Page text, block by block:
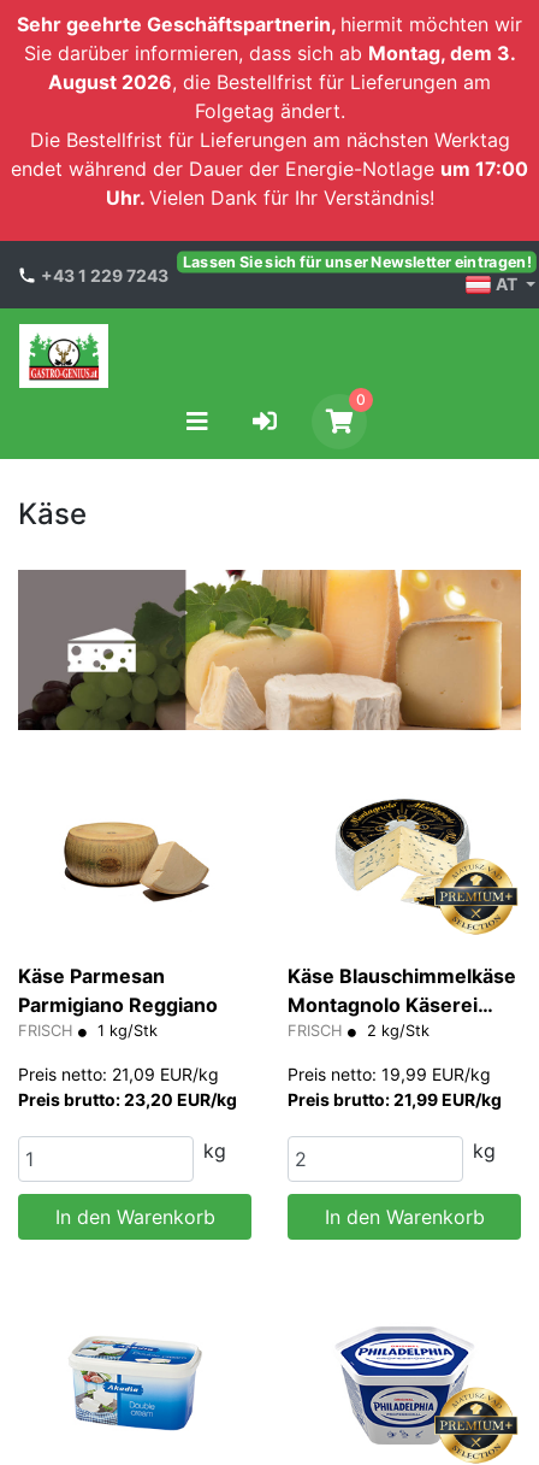
Sehr geehrte Geschäftspartnerin, hiermit möchten wir
Sie darüber informieren, dass sich ab Montag, dem 3.
August 2026, die Bestellfrist für Lieferungen am
Folgetag ändert.
Die Bestellfrist für Lieferungen am nächsten Werktag
endet während der Dauer der Energie-Notlage um 17:00
Uhr. Vielen Dank für Ihr Verständnis!
+43 1 229 7243
Lassen Sie sich für unser Newsletter eintragen!
AT
0
Käse
Käse Parmesan
Parmigiano Reggiano
FRISCH 1 kg/Stk
Preis netto: 21,09 EUR/kg
Preis brutto: 23,20 EUR/kg
kg
In den Warenkorb
Käse Blauschimmelkäse
Montagnolo Käserei
70%
FRISCH 2 kg/Stk
Preis netto: 19,99 EUR/kg
Preis brutto: 21,99 EUR/kg
kg
In den Warenkorb